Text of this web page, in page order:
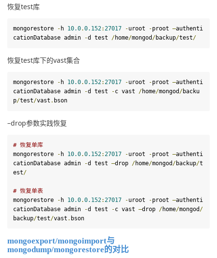
恢复test库
mongorestore - h 10.0.0.152:27017 -uroot -proot –authenti
cationDatabase admin
-d test /home/mongod /backup/test/
恢复test库下的vast集合
mongorestore - h 10.0.0.152: 27017 -uroot -proot –authenti
cationDatabase admin
-d test -c vast /home/mongod /backu
p/test/vast . bson
–drop参数实践恢复
# 恢复单库
mongorestore
- h 10.0.0.152: 27017 -uroot -proot –authenti
cationDatabase admin
-d test –drop /home/mongod /backup/t
est/
# 恢复单表
mongorestore
- h 10.0.0.152: 27017 -uroot -proot –authenti
cationDatabase admin
-d test -c vast –drop /home/mongod /
backup/test/vast . bson
mongoexport/mongoimport与
mongodump/mongorestore的对比